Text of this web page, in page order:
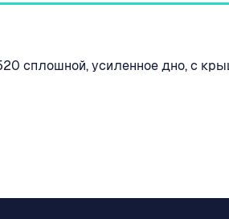
сплошной, усиленное дно, с